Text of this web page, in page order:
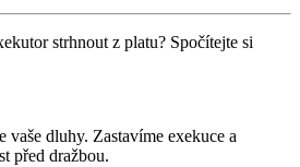
strhnout z platu? Spočítejte si